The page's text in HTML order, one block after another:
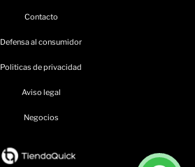
Contacto
Defensa al consumidor
Politicas de privacidad
Aviso legal
Negocios